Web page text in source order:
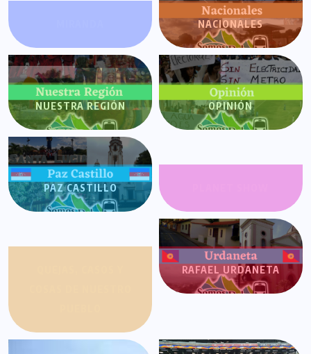
NACIONALES
NUESTRA REGIÓN OPINIÓN
PAZ CASTILLO
RAFAEL URDANETA